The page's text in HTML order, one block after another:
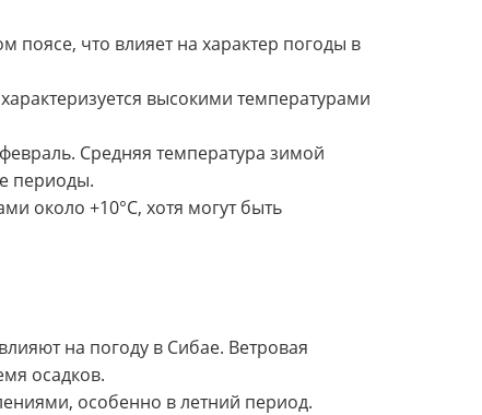
поясе, что влияет на характер погоды в
высокими температурами
Средняя температура зимой
периоды.
около +10°C, хотя могут быть
на погоду в Сибае. Ветровая
осадков.
особенно в летний период.